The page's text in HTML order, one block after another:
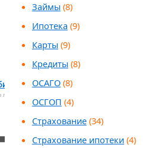
кредит
лучшее предложения от банков
Займы(8)
Ипотека (9)
Карты(9)
Кредиты(8)
ОСАГО(8)
ОСГОП (4)
Страхование(34)
Страхование ипотеки(4)